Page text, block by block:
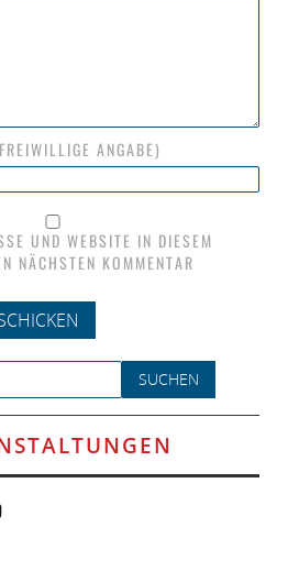
ANGABE)
UND WEBSITE IN DIESEM
NÄCHSTEN KOMMENTAR